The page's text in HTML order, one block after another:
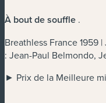
À bout de souffle .
Breathless France 1959
: Jean-Paul Belmondo,
► Prix de la Meilleure